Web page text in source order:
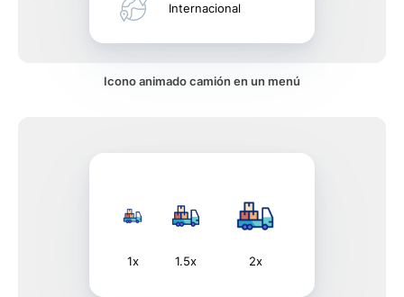
Internacional
Icono animado camión en un menú
1x 1.5x 2x